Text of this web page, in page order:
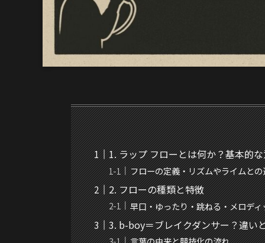
1. ラップ フローとは何か？基本的
フローの定義・リズムやライムと
2. フローの種類と特徴
早口・ゆったり・跳ねる・メロデ
3. b-boy＝ブレイクダンサー？違い